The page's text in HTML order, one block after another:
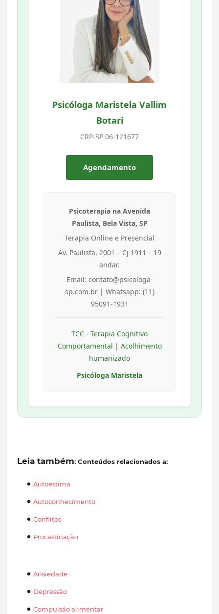
Psicóloga Maristela Vallim
Botari
CRP-SP 06-121677
Agendamento
Psicoterapia na Avenida
Paulista, Bela Vista, SP
Terapia Online e Presencial
Av. Paulista, 2001 – Cj 1911 – 19
andar.
Email: contato@psicologa-
sp.com.br | Whatsapp: (11)
95091-1931
TCC - Terapia Cognitivo
Comportamental | Acolhimento
humanizado
Psicóloga Maristela
Leia também: Conteúdos relacionados a:
Autoestima
Autoconhecimento
Conflitos
Procastinação
Ansiedade
Depressão
Compulsão alimentar